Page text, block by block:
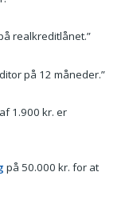
realkreditlånet.”
på 12 måneder.”
1.900 kr. er
på 50.000 kr. for at